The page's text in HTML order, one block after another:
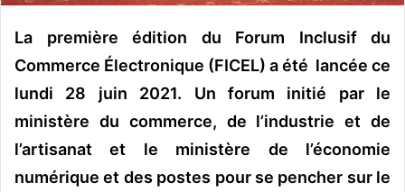
i
La première édition du Forum Inclusif du
Commerce Électronique (FICEL) a été lancée ce
lundi 28 juin 2021. Un forum initié par le
ministère du commerce, de l’industrie et de
l’artisanat et le ministère de l’économie
numérique et des postes pour se pencher sur le